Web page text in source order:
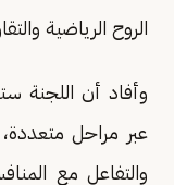
الروح الرياضية
وأفاد أن اللجنة
عبر مراحل
والتفاعل مع